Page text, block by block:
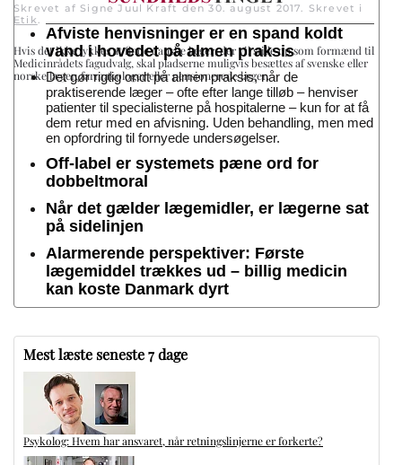
Skrevet af Signe Juul Kraft den30. august 2017
. Skrevet i
Etik
Hvis det ikke lykkes at finde danske læger, der vil stille op som formænd til
Medicinrådets fagudvalg, skal pladserne muligvis besættes af svenske eller
norske læger, farmakologer eller pensionerede læger.
Afviste henvisninger er en spand koldt
vand i hovedet på almen praksis
Det gør rigtig ondt på almen praksis, når de
praktiserende læger – ofte efter lange tilløb – henviser
patienter til specialisterne på hospitalerne – kun for at få
dem retur med en afvisning. Uden behandling, men med
en opfordring til fornyede undersøgelser.
Off-label er systemets pæne ord for
dobbeltmoral
Når det gælder lægemidler, er lægerne sat
på sidelinjen
Alarmerende perspektiver: Første
lægemiddel trækkes ud – billig medicin
kan koste Danmark dyrt
Mest læste seneste 7 dage
Psykolog: Hvem har ansvaret, når retningslinjerne er forkerte?